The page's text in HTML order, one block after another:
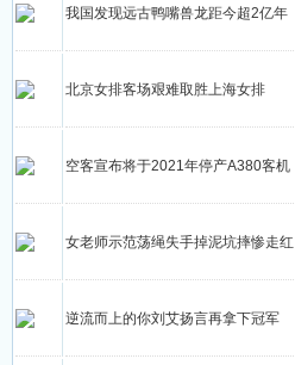
我国发现远古鸭嘴兽龙距今超2亿年
北京女排客场艰难取胜上海女排
空客宣布将于2021年停产A380客机
女老师示范荡绳失手掉泥坑摔惨走红
逆流而上的你刘艾扬言再拿下冠军